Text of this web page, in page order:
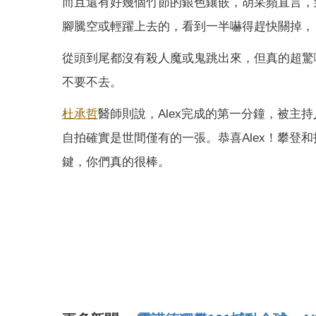
腳騰空或輕躍上去的，看到一半嚇得趕快關掉
從頭到尾都沒有殺人魔或鬼跳出來，但真的超
不要不去。
杜承哲醫師則說，Alex完成的第一分鐘，被主
自拍確實是世間僅有的一張。恭喜Alex！攀登
鍵，你們真的很棒。